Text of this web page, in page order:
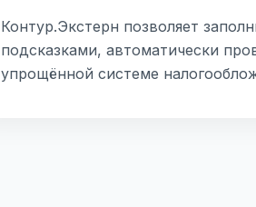
Контур.Экстерн позволяет
подсказками, автоматически
упрощённой системе